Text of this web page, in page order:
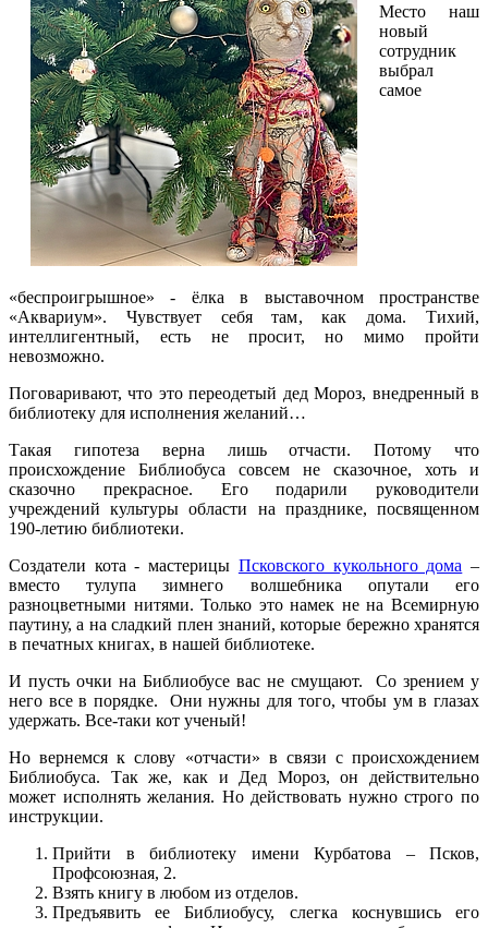
Место наш
новый
сотрудник
выбрал
самое
«беспроигрышное» - ёлка в выставочном пространстве
«Аквариум». Чувствует себя там, как дома. Тихий,
интеллигентный, есть не просит, но мимо пройти
невозможно.
Поговаривают, что это переодетый дед Мороз, внедренный в
библиотеку для исполнения желаний…
Такая гипотеза верна лишь отчасти. Потому что
происхождение Библиобуса совсем не сказочное, хоть и
сказочно прекрасное. Его подарили руководители
учреждений культуры области на празднике, посвященном
190-летию библиотеки.
Создатели кота - мастерицы Псковского кукольного дома –
вместо тулупа зимнего волшебника опутали его
разноцветными нитями. Только это намек не на Всемирную
паутину, а на сладкий плен знаний, которые бережно хранятся
в печатных книгах, в нашей библиотеке.
И пусть очки на Библиобусе вас не смущают. Со зрением у
него все в порядке. Они нужны для того, чтобы ум в глазах
удержать. Все-таки кот ученый!
Но вернемся к слову «отчасти» в связи с происхождением
Библиобуса. Так же, как и Дед Мороз, он действительно
может исполнять желания. Но действовать нужно строго по
инструкции.
Прийти в библиотеку имени Курбатова – Псков,
Профсоюзная, 2.
Взять книгу в любом из отделов.
Предъявить ее Библиобусу, слегка коснувшись его